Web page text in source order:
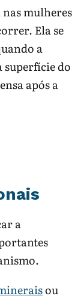
nas mulheres
Ela se
a
superfície do
após a
a
ou